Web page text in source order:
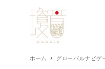
ホーム グローバルナビゲ